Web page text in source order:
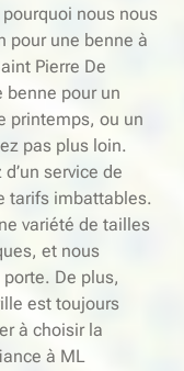
nous nous
pour une benne à
Pierre De
benne pour un
printemps, ou un
pas plus loin.
service de
tarifs imbattables.
variété de tailles
et nous
De plus,
est toujours
à choisir la
à ML